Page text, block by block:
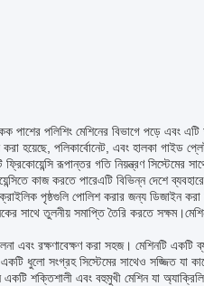
পাশের পলিশিং মেশিনের বিভাগে পড়ে এবং
হয়েছে, পলিকার্বোনেট, এবং হালকা গাইড
ফ্রিকোয়েন্সি রূপান্তর গতি নিয়ন্ত্রণ সিস্টেমের
কাজ করতে পারেএটি বিভিন্ন দেশে
পৃষ্ঠগুলি পোলিশ করার জন্য ডিজাইন
সাথে তুলনীয় সমাপ্তি তৈরি করতে
এবং রক্ষণাবেক্ষণ করা সহজ। মেশিনটি একটি
ধুলো সংগ্রহ সিস্টেমের সাথেও সজ্জিত যা
একটি শক্তিশালী এবং বহুমুখী মেশিন যা